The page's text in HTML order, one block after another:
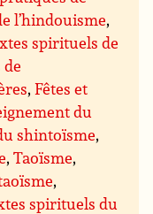
l’hindouisme,
spirituels de
,Fêtes et
du
shintoïsme,
,Taoïsme,
,
spirituels du